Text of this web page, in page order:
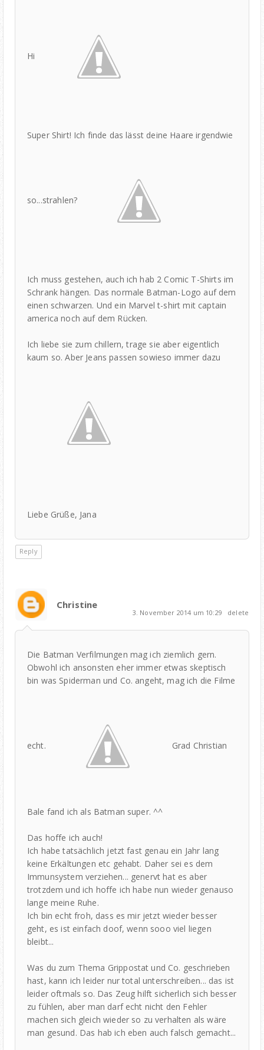
Hi
Super Shirt! Ich finde das lässt deine Haare irgendwie
so...strahlen?
Ich muss gestehen, auch ich hab 2 Comic T-Shirts im
Schrank hängen. Das normale Batman-Logo auf dem
einen schwarzen. Und ein Marvel t-shirt mit captain
america noch auf dem Rücken.
Ich liebe sie zum chillern, trage sie aber eigentlich
kaum so. Aber Jeans passen sowieso immer dazu
Liebe Grüße, Jana
Reply
Christine
3. November 2014 um 10:29 delete
Die Batman Verfilmungen mag ich ziemlich gern.
Obwohl ich ansonsten eher immer etwas skeptisch
bin was Spiderman und Co. angeht, mag ich die Filme
echt. Grad Christian
Bale fand ich als Batman super. ^^
Das hoffe ich auch!
Ich habe tatsächlich jetzt fast genau ein Jahr lang
keine Erkältungen etc gehabt. Daher sei es dem
Immunsystem verziehen... genervt hat es aber
trotzdem und ich hoffe ich habe nun wieder genauso
lange meine Ruhe.
Ich bin echt froh, dass es mir jetzt wieder besser
geht, es ist einfach doof, wenn sooo viel liegen
bleibt...
Was du zum Thema Grippostat und Co. geschrieben
hast, kann ich leider nur total unterschreiben... das ist
leider oftmals so. Das Zeug hilft sicherlich sich besser
zu fühlen, aber man darf echt nicht den Fehler
machen sich gleich wieder so zu verhalten als wäre
man gesund. Das hab ich eben auch falsch gemacht...